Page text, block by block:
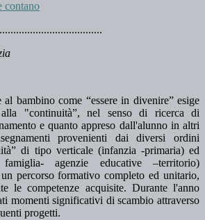
al bambino come “essere in divenire” esige
"continuità”, nel senso di ricerca di
e quanto appreso dall'alunno in altri
provenienti dai diversi ordini
di tipo verticale (infanzia -primaria) ed
agenzie educative –territorio)
percorso formativo completo ed unitario,
le competenze acquisite. Durante l'anno
momenti significativi di scambio attraverso
progetti.